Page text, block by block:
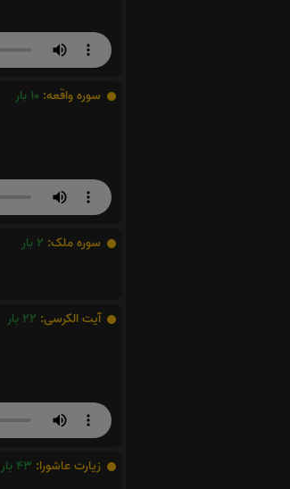
سوره واقعه: 10 بار
سوره ملک: 2 بار
آیت الکرسی: 22 بار
زیارت عاشورا: 43 بار